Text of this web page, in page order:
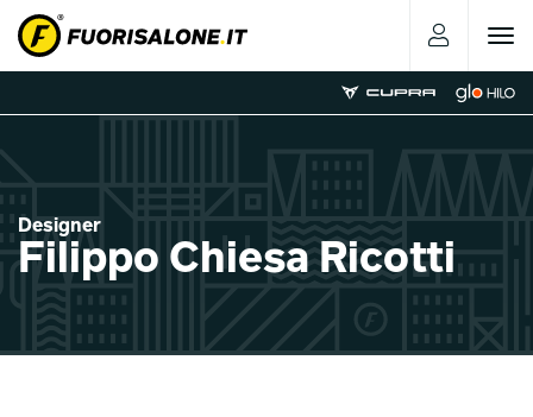
Toggle
Designer
Filippo Chiesa Ricotti